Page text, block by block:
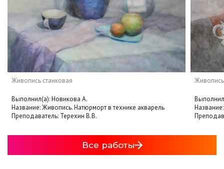
Живопись станковая
Выполнил(а): Новикова А.
Название: Живопись. Натюрморт в технике акварель
Преподаватель: Терехин В.В.
Все работы